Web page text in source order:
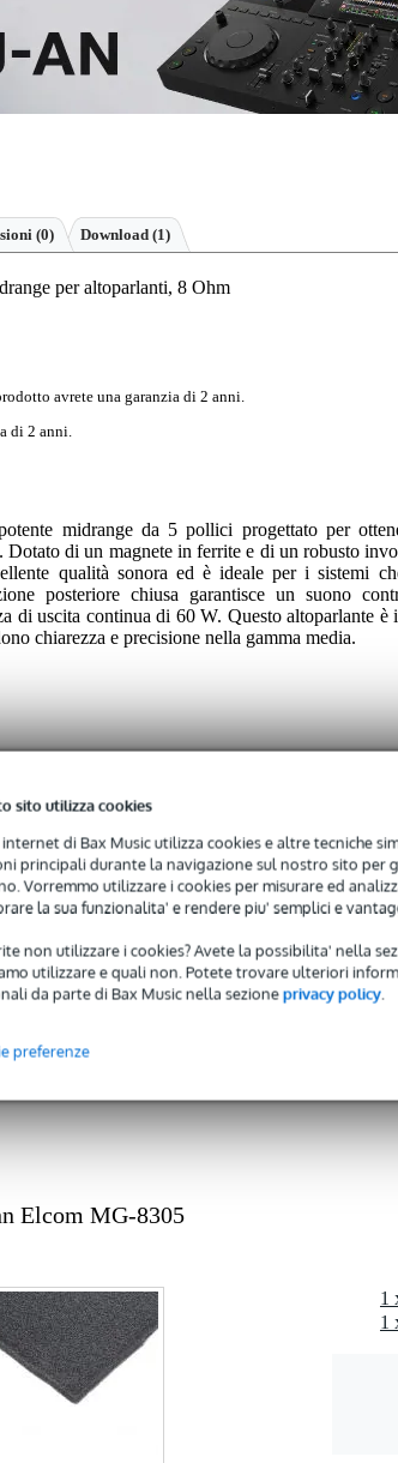
sito utilizza cookies
di Bax Music utilizza cookies e altre tecniche
principali durante la navigazione sul nostro sito per
Vorremmo utilizzare i cookies per misurare ed
la sua funzionalita' e rendere piu' semplici e
non utilizzare i cookies? Avete la possibilita' nella
utilizzare e quali non. Potete trovare ulteriori
da parte di Bax Music nella sezioneprivacy policy.
preferenze
(0) Download (1)
per altoparlanti, 8 Ohm
avrete una garanzia di 2 anni.
di 2 anni.
midrange da 5 pollici progettato per
di un magnete in ferrite e di un robusto
qualità sonora ed è ideale per i sistemi
posteriore chiusa garantisce un suono
di uscita continua di 60 W. Questo altoparlante è
chiarezza e precisione nella gamma media.
5
250 - 400 Hz
50 - 99 watt
93 dB
8 ohm
6 cm
Elcom MG-8305
1